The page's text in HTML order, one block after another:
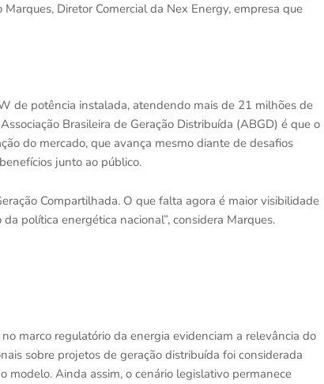
Diretor Comercial da Nex Energy, empresa que
de potência instalada, atendendo mais de 21 milhões de
Brasileira de Geração Distribuída (ABGD) é que o
do mercado, que avança mesmo diante de desafios
junto ao público.
Compartilhada. O que falta agora é maior visibilidade
política energética nacional”, considera Marques.
marco regulatório da energia evidenciam a relevância do
sobre projetos de geração distribuída foi considerada
Ainda assim, o cenário legislativo permanece